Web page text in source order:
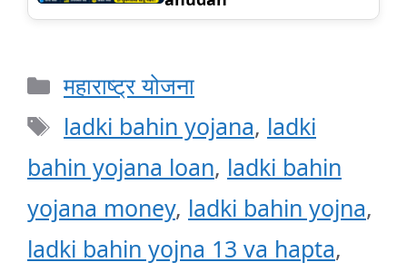
Categories
महाराष्ट्र योजना
Tags
ladki bahin yojana, ladki
bahin yojana loan, ladki bahin
yojana money, ladki bahin yojna,
ladki bahin yojna 13 va hapta,